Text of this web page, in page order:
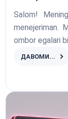
Salom!
menejeriman.
ombor egalari
ДАВОМИ...